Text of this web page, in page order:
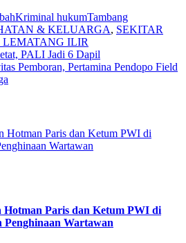
Kriminal hukumTambang
& KELUARGA, SEKITAR
ILIR
PALI Jadi 6 Dapil
Pemboran, Pertamina Pendopo Field
Hotman Paris dan Ketum PWI di
Penghinaan Wartawan